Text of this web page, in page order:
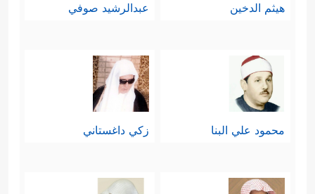
هيثم الدخين عبدالرشيد صوفي
محمود علي البنا زكي داغستاني